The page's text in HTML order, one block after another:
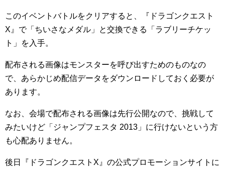
このイベントバトルをクリアすると、『ドラゴンクエスト
X』で「ちいさなメダル」と交換できる「ラブリーチケッ
ト」を入手。
配布される画像はモンスターを呼び出すためのものなの
で、あらかじめ配信データをダウンロードしておく必要が
あります。
なお、会場で配布される画像は先行公開なので、挑戦して
みたいけど「ジャンプフェスタ 2013」に行けないという方
も心配ありません。
後日『ドラゴンクエストX』の公式プロモーションサイトに